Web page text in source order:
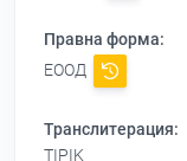
Правна форма:
ЕООД
Транслитерация:
TIPIK